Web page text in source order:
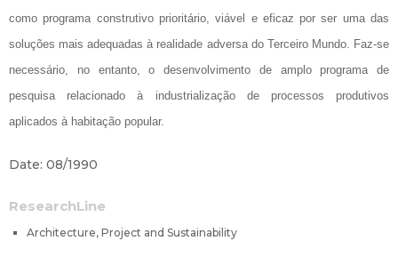
como programa construtivo prioritário, viável e eficaz por ser uma das
soluções mais adequadas à realidade adversa do Terceiro Mundo. Faz-se
necessário, no entanto, o desenvolvimento de amplo programa de
pesquisa relacionado à industrialização de processos produtivos
aplicados à habitação popular.
Date: 08/1990
ResearchLine
Architecture, Project and Sustainability